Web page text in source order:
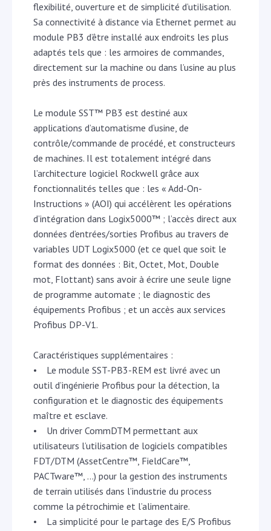
flexibilité, ouverture et de simplicité d’utilisation.
Sa connectivité à distance via Ethernet permet au
module PB3 d’être installé aux endroits les plus
adaptés tels que : les armoires de commandes,
directement sur la machine ou dans l’usine au plus
près des instruments de process.
Le module SST™ PB3 est destiné aux
applications d’automatisme d’usine, de
contrôle/commande de procédé, et constructeurs
de machines. Il est totalement intégré dans
l’architecture logiciel Rockwell grâce aux
fonctionnalités telles que : les « Add-On-
Instructions » (AOI) qui accélèrent les opérations
d’intégration dans Logix5000™ ; l’accès direct aux
données d’entrées/sorties Profibus au travers de
variables UDT Logix5000 (et ce quel que soit le
format des données : Bit, Octet, Mot, Double
mot, Flottant) sans avoir à écrire une seule ligne
de programme automate ; le diagnostic des
équipements Profibus ; et un accès aux services
Profibus DP-V1.
Caractéristiques supplémentaires :
• Le module SST-PB3-REM est livré avec un
outil d’ingénierie Profibus pour la détection, la
configuration et le diagnostic des équipements
maître et esclave.
• Un driver CommDTM permettant aux
utilisateurs l’utilisation de logiciels compatibles
FDT/DTM (AssetCentre™, FieldCare™,
PACTware™, …) pour la gestion des instruments
de terrain utilisés dans l’industrie du process
comme la pétrochimie et l’alimentaire.
• La simplicité pour le partage des E/S Profibus